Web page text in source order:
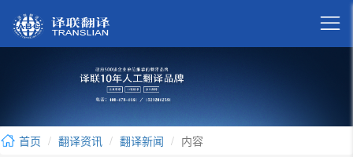

首页 翻译资讯 翻译新闻 内容